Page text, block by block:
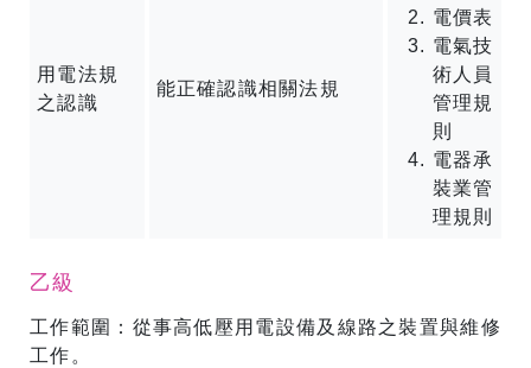
用電法規
之認識
能正確認識相關法規
電價表
電氣技
術人員
管理規
則
電器承
裝業管
理規則
乙級
工作範圍：從事高低壓用電設備及線路之裝置與維修
工作。